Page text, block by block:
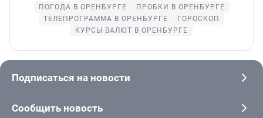
ПОГОДА В ОРЕНБУРГЕ
ПРОБКИ В ОРЕНБУРГЕ
ТЕЛЕПРОГРАММА В ОРЕНБУРГЕ
ГОРОСКОП
КУРСЫ ВАЛЮТ В ОРЕНБУРГЕ
Подписаться на новости
Сообщить новость